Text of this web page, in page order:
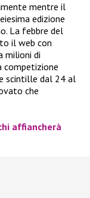
mentre il
edizione
La febbre del
il web con
milioni di
competizione
scintille dal 24 al
che
affiancherà